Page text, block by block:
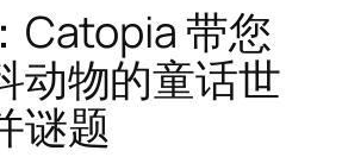
Catopia 带您
动物的童话世
谜题